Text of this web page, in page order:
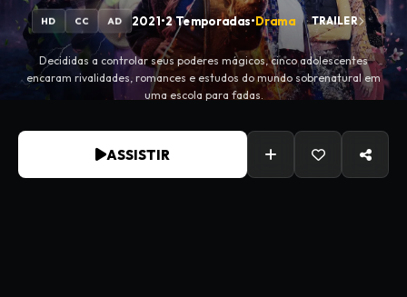
HD CC AD 2021•2 Temporadas•Drama TRAILER
Decididas a controlar seus poderes mágicos, cinco adolescentes
encaram rivalidades, romances e estudos do mundo sobrenatural em
uma escola para fadas.
ASSISTIR